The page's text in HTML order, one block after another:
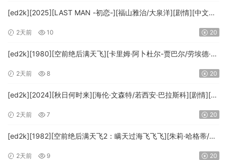
[ed2k][2025][LAST MAN -初恋-][福山雅治/大泉洋][剧情][中文字
2天前 10 20
[ed2k][1980][空前绝后满天飞][卡里姆·阿卜杜尔-贾巴尔/劳埃德·布
HD.MA5.1.x265.10bit-BeiTai]
2天前 8 20
[ed2k][2024][秋日何时来][海伦·文森特/若西安·巴拉斯科][剧情][中
FRDS]
2天前 7 20
[ed2k][1982][空前绝后满天飞2：瞒天过海飞飞飞][朱莉·哈格蒂/罗
2天前 9 20